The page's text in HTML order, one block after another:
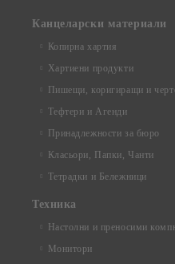
Канцеларски материали
Копирна хартия
Хартиени продукти
Пишещи, коригиращи и
Тефтери и Агенди
Принадлежности за бюро
Класьори, Папки, Чанти
Тетрадки и Бележници
Техника
Настолни и преносими
Монитори